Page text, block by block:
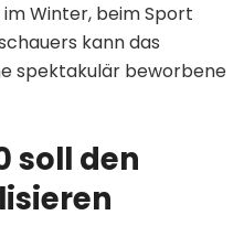
Winter, beim Sport
kann das
spektakulär beworbene
soll den